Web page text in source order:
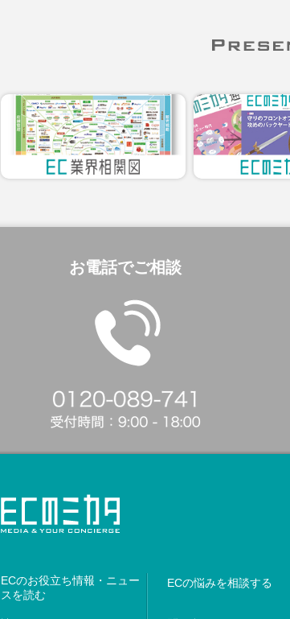
お電話でご相談
ECのお役立ち情報・ニュー
スを読む
ECの悩みを相談する